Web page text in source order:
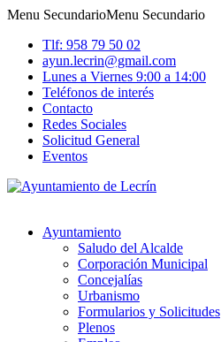
Menu SecundarioMenu Secundario
Tlf: 958 79 50 02
ayun.lecrin@gmail.com
Lunes a Viernes 9:00 a 14:00
Teléfonos de interés
Contacto
Redes Sociales
Solicitud General
Eventos
Ayuntamiento
Saludo del Alcalde
Corporación Municipal
Concejalías
Urbanismo
Formularios y Solicitudes
Plenos